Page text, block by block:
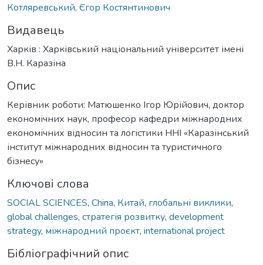
Котляревський, Єгор Костянтинович
Видавець
Харків : Харківський національний університет імені
В.Н. Каразіна
Опис
Керівник роботи: Матюшенко Ігор Юрійович, доктор
економічних наук, професор кафедри міжнародних
економічних відносин та логістики ННІ «Каразінський
інститут міжнародних відносин та туристичного
бізнесу»
Ключові слова
SOCIAL SCIENCES, China, Китай, глобальні виклики,
global challenges, стратегія розвитку, development
strategy, міжнародний проєкт, international project
Бібліографічний опис